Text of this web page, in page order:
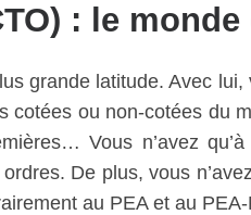
: le monde
grande latitude. Avec
cotées ou non-cotées du
Vous n’avez
De plus, vous
au PEA et au